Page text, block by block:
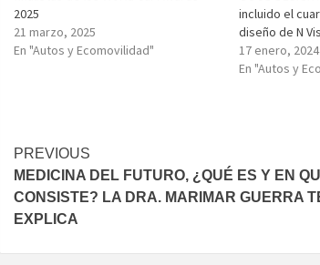
2025
21 marzo, 2025
En "Autos y Ecomovilidad"
incluido el
diseño de N
17 enero, 2024
En "Autos y
Post
navigation
PREVIOUS
MEDICINA DEL FUTURO, ¿QUÉ ES Y EN
CONSISTE? LA DRA. MARIMAR GUERRA
EXPLICA